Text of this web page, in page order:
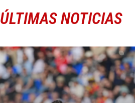
ÚLTIMAS NOTICIAS